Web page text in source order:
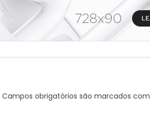
Campos obrigatórios são marcados com